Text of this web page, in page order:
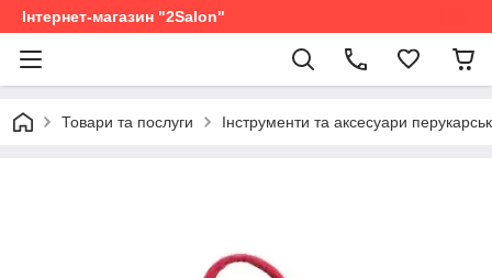
Інтернет-магазин "2Salon"
Товари та послуги Інструменти та аксесуари